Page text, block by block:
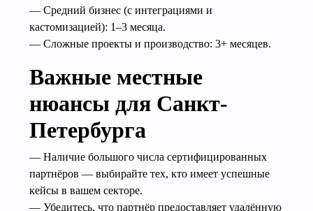
— Средний бизнес (с интеграциями и
кастомизацией): 1–3 месяца.
— Сложные проекты и производство: 3+ месяцев.
Важные местные
нюансы для Санкт-
Петербурга
— Наличие большого числа сертифицированных
партнёров — выбирайте тех, кто имеет успешные
кейсы в вашем секторе.
— Убедитесь, что партнёр предоставляет удалённую